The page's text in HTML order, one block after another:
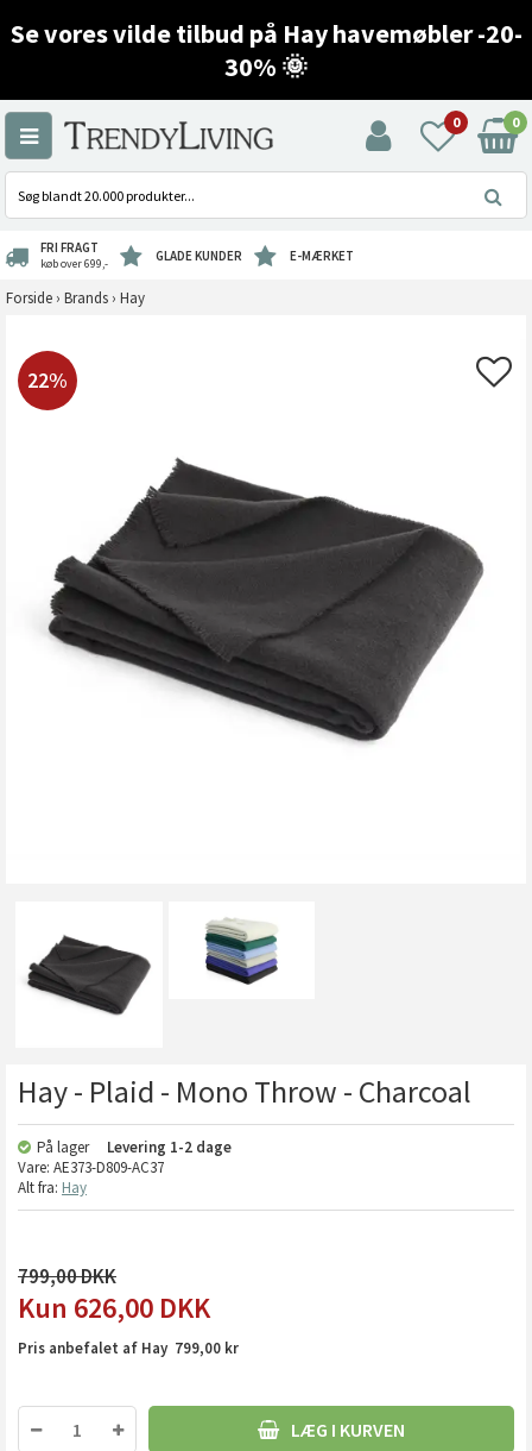
Se vores vilde tilbud på Hay havemøbler -20-
30% 🌞
0 0
FRI FRAGT
køb over 699,- GLADE KUNDER E-MÆRKET
Forside › Brands › Hay
22%
Hay - Plaid - Mono Throw - Charcoal
På lager Levering 1-2 dage
Vare: AE373-D809-AC37
Alt fra: Hay
799,00
626,00 DKK
Pris anbefalet af Hay 799,00 kr
LÆG I KURVEN